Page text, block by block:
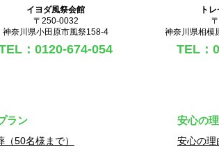
イヨダ風祭会館
〒250-0032
神奈川県小田原市風祭158-4
：0120-674-054
ト
神奈川県相模
TEL：
ラン
（50名様まで）
安心の
安心の理